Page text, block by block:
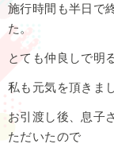
施行時間も半日で
た。
とても仲良しで明
私も元気を頂きま
お引渡し後、息子
ただいたので